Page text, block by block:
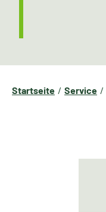
Startseite Service